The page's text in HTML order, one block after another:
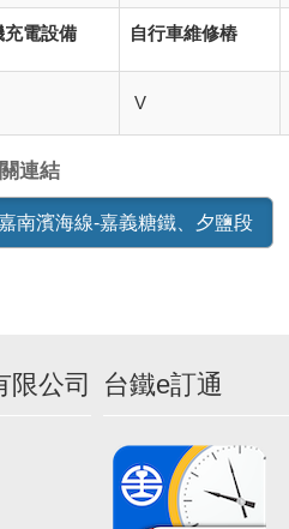
充電設備 自行車維修樁
V
連結
南濱海線-嘉義糖鐵、夕鹽段
限公司 台鐵e訂通